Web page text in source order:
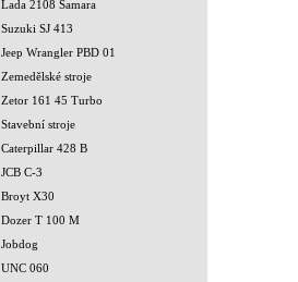
Lada 2108 Samara
Suzuki SJ 413
Jeep Wrangler PBD 01
Zemedělské stroje
Zetor 161 45 Turbo
Stavební stroje
Caterpillar 428 B
JCB C-3
Broyt X30
Dozer T 100 M
Jobdog
UNC 060